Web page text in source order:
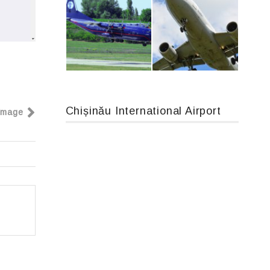
IL76, RA-78844 An124, RA-82013
Chișinău International Airport